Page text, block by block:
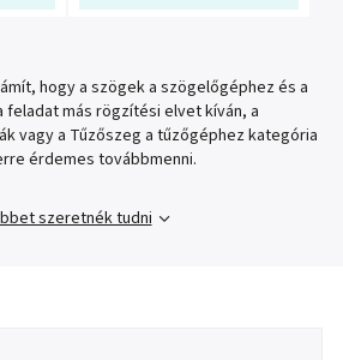
hogy a szögek a szögelőgéphez és a
feladat más rögzítési elvet kíván, a
vagy a Tűzőszeg a tűzőgéphez kategória
érdemes továbbmenni.
szeretnék tudni